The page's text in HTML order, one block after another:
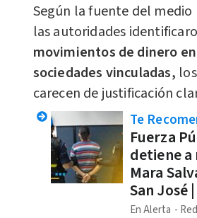
Según la fuente del medio
las autoridades
movimientos de dinero
sociedades vinculadas,
carecen de justificación
Te
Fuerza
detiene
Mara
San José
En Alerta